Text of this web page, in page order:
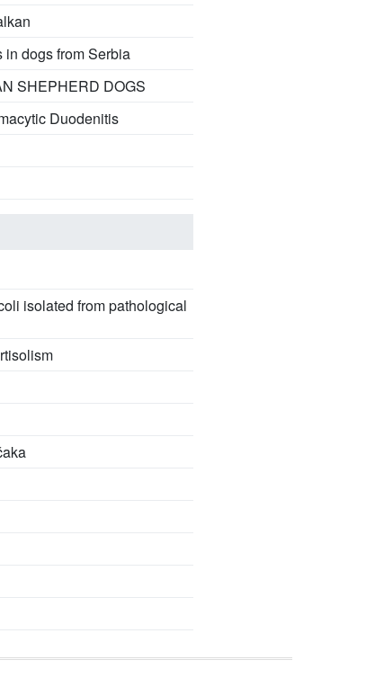
dogs from Serbia
SHEPHERD DOGS
Duodenitis
isolated from pathological